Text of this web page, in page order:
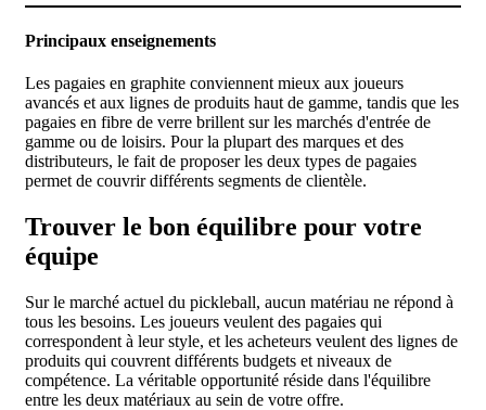
Principaux enseignements
Les pagaies en graphite conviennent mieux aux joueurs
avancés et aux lignes de produits haut de gamme, tandis que les
pagaies en fibre de verre brillent sur les marchés d'entrée de
gamme ou de loisirs. Pour la plupart des marques et des
distributeurs, le fait de proposer les deux types de pagaies
permet de couvrir différents segments de clientèle.
Trouver le bon équilibre pour votre
équipe
Sur le marché actuel du pickleball, aucun matériau ne répond à
tous les besoins. Les joueurs veulent des pagaies qui
correspondent à leur style, et les acheteurs veulent des lignes de
produits qui couvrent différents budgets et niveaux de
compétence. La véritable opportunité réside dans l'équilibre
entre les deux matériaux au sein de votre offre.